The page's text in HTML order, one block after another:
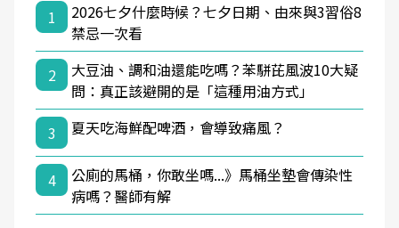
1
2026七夕什麼時候？七夕日期、由來與3習俗8
禁忌一次看
2
大豆油、調和油還能吃嗎？苯駢芘風波10大疑
問：真正該避開的是「這種用油方式」
3
夏天吃海鮮配啤酒，會導致痛風？
4
公廁的馬桶，你敢坐嗎...》馬桶坐墊會傳染性
病嗎？醫師有解